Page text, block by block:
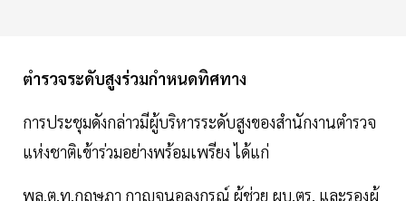
ตำรวจระดับสูงร่วมกำหนดทิศทาง
การประชุมดังกล่าวมีผู้บริหารระดับสูงของสำนักงานตำรวจ
แห่งชาติเข้าร่วมอย่างพร้อมเพรียง ได้แก่
พล.ต.ท.กฤษฎา กาญจนอลงกรณ์ ผู้ช่วย ผบ.ตร. และรองผู้